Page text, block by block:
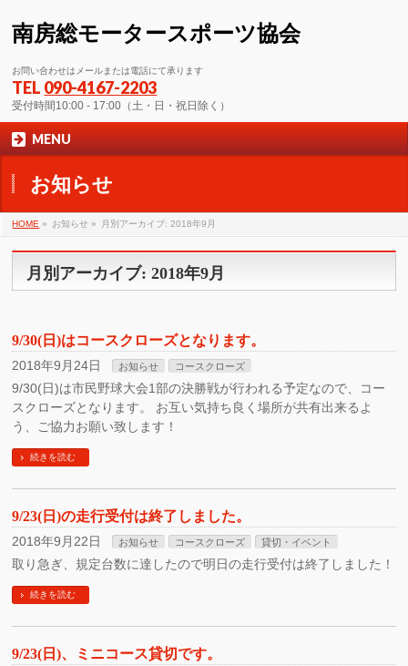
南房総モータースポーツ協会
お問い合わせはメールまたは電話にて承ります
TEL 090-4167-2203
受付時間10:00 - 17:00（土・日・祝日除く）
MENU
お知らせ
HOME » お知らせ » 月別アーカイブ: 2018年9月
月別アーカイブ: 2018年9月
9/30(日)はコースクローズとなります。
2018年9月24日 お知らせ コースクローズ
9/30(日)は市民野球大会1部の決勝戦が行われる予定なので、コー
スクローズとなります。 お互い気持ち良く場所が共有出来るよ
う、ご協力お願い致します！
続きを読む
9/23(日)の走行受付は終了しました。
2018年9月22日 お知らせ コースクローズ 貸切・イベント
取り急ぎ、規定台数に達したので明日の走行受付は終了しました！
続きを読む
9/23(日)、ミニコース貸切です。